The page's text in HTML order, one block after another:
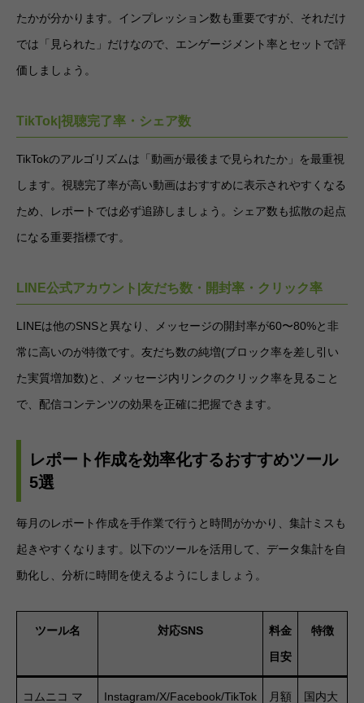
たかが分かります。インプレッション数も重要ですが、それだけ
では「見られた」だけなので、エンゲージメント率とセットで評
価しましょう。
TikTok|視聴完了率・シェア数
TikTokのアルゴリズムは「動画が最後まで見られたか」を最重視
します。視聴完了率が高い動画はおすすめに表示されやすくなる
ため、レポートでは必ず追跡しましょう。シェア数も拡散の起点
になる重要指標です。
LINE公式アカウント|友だち数・開封率・クリック率
LINEは他のSNSと異なり、メッセージの開封率が60〜80%と非
常に高いのが特徴です。友だち数の純増(ブロック率を差し引い
た実質増加数)と、メッセージ内リンクのクリック率を見ること
で、配信コンテンツの効果を正確に把握できます。
レポート作成を効率化するおすすめツール
5選
毎月のレポート作成を手作業で行うと時間がかかり、集計ミスも
起きやすくなります。以下のツールを活用して、データ集計を自
動化し、分析に時間を使えるようにしましょう。
ツール名 対応SNS
料金
目安
特徴
コムニコ マ
Instagram/X/Facebook/TikTok
月額
国内大